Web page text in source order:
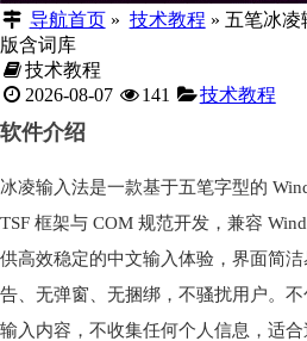
导航首页» 技术教程 » 五笔冰凌
版含词库
技术教程
2026-08-07
141 技术教程
软件介绍
冰凌输入法是一款基于五笔字型的
TSF 框架与 COM 规范开发，兼容
供高效稳定的中文输入体验，界面简
告、无弹窗、无捆绑，不骚扰用户。
输入内容，不收集任何个人信息，适